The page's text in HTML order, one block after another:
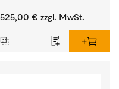
Waschmaschine und
525,00 € zzgl. MwSt.